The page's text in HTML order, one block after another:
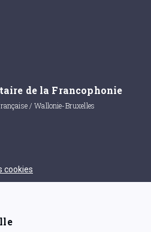
de la Francophonie
/ Wallonie-Bruxelles
cookies